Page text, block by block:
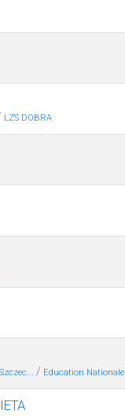
LZS DOBRA
/ Education Nationale